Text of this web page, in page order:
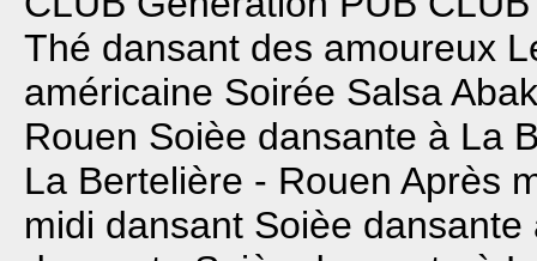
Thé dansant des amoureux
américaine Soirée Salsa
Rouen Soièe dansante à La
La Bertelière - Rouen Après
midi dansant Soièe